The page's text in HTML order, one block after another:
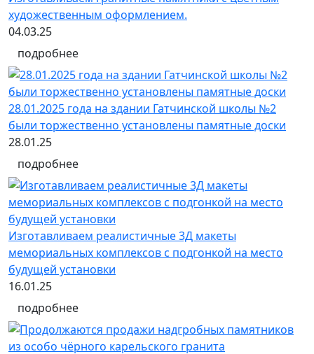
художественным оформлением.
04.03.25
подробнее
28.01.2025 года на здании Гатчинской школы №2
были торжественно установлены памятные доски
28.01.25
подробнее
Изготавливаем реалистичные 3Д макеты
мемориальных комплексов с подгонкой на место
будущей установки
16.01.25
подробнее